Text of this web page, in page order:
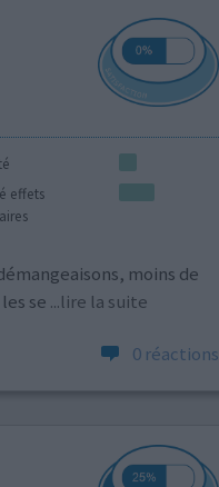
effets
moins de
se ...lire la suite
0 réactions